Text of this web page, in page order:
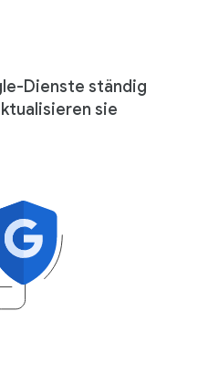
Dienste ständig
sie